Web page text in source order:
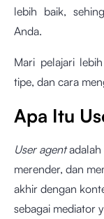
lebih baik,
Anda.
Mari pelajari
tipe, dan cara
Apa Itu
User agentadalah
merender, dan
akhir dengan
sebagai mediator